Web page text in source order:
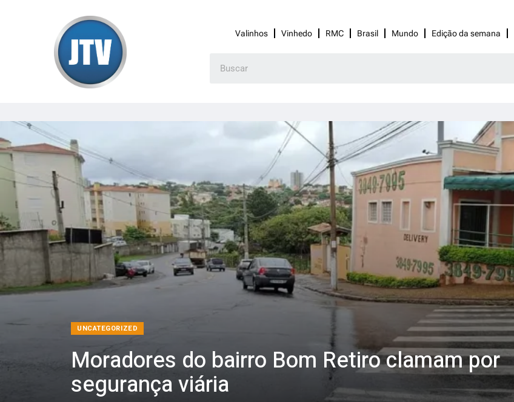
Valinhos Vinhedo RMC Brasil Mundo Edição da semana
UNCATEGORIZED
Moradores do bairro Bom Retiro clamam por
segurança viária